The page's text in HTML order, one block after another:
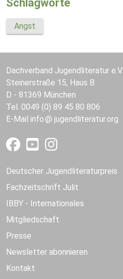
Schlagworte
Angst
Dachverband Jugendliteratur e.V.
Steinerstraße 15, Haus B
D - 81369 München
Tel. 0049 (0) 89 45 80 806
E-Mail info jugendliteratur.org
Deutscher Jugendliteraturpreis
Fachzeitschrift Julit
IBBY - Internationales
Mitgliedschaft
Presse
Newsletter abonnieren
Kontakt